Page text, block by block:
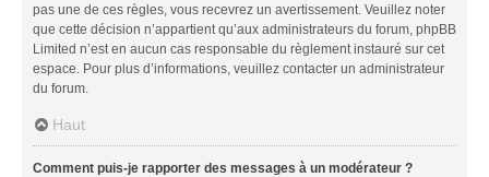
pas une de ces règles, vous recevrez un avertissement. Veuillez noter
que cette décision n’appartient qu’aux administrateurs du forum, phpBB
Limited n’est en aucun cas responsable du règlement instauré sur cet
espace. Pour plus d’informations, veuillez contacter un administrateur
du forum.
Haut
Comment puis-je rapporter des messages à un modérateur ?